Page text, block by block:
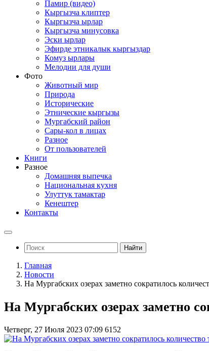
Памир (видео)
Кыргызча клиптер
Кыргызча ырлар
Кыргызча минусовка
Эски ырлар
Эфирде этникалык кыргыздар
Комуз ырлары
Мелодии для души
Фото
Животный мир
Природа
Исторические
Этнические кыргызы
Мургабский район
Сары-кол в лицах
Разное
От пользователей
Книги
Разное
Домашняя выпечка
Национальная кухня
Улуттук тамактар
Кенештер
Контакты
Найти
Главная
Новости
На Мургабских озерах заметно сократилось
На Мургабских озерах заметно
Четверг, 27 Июля 2023 07:09 6152